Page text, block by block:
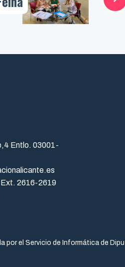
Entlo. 03001-
Ext. 2616-2619
por el Servicio de Informática de